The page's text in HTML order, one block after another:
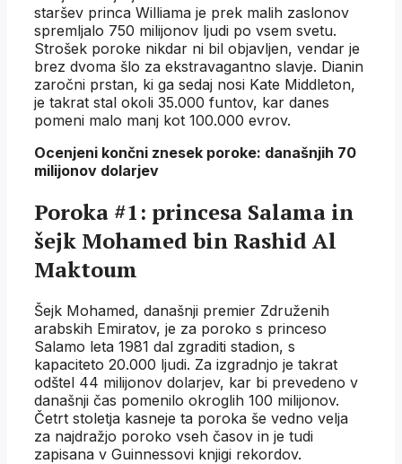
staršev princa Williama je prek malih zaslonov
spremljalo 750 milijonov ljudi po vsem svetu.
Strošek poroke nikdar ni bil objavljen, vendar je
brez dvoma šlo za ekstravagantno slavje. Dianin
zaročni prstan, ki ga sedaj nosi Kate Middleton,
je takrat stal okoli 35.000 funtov, kar danes
pomeni malo manj kot 100.000 evrov.
Ocenjeni končni znesek poroke: današnjih 70
milijonov dolarjev
Poroka #1: princesa Salama in
šejk Mohamed bin Rashid Al
Maktoum
Šejk Mohamed, današnji premier Združenih
arabskih Emiratov, je za poroko s princeso
Salamo leta 1981 dal zgraditi stadion, s
kapaciteto 20.000 ljudi. Za izgradnjo je takrat
odštel 44 milijonov dolarjev, kar bi prevedeno v
današnji čas pomenilo okroglih 100 milijonov.
Četrt stoletja kasneje ta poroka še vedno velja
za najdražjo poroko vseh časov in je tudi
zapisana v Guinnessovi knjigi rekordov.